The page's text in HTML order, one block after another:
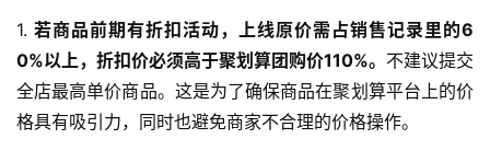
1. 若商品前期有折扣活动，上线原价需占销售记录里的6
0%以上，折扣价必须高于聚划算团购价110%。 不建议提交
全店最高单价商品。这是为了确保商品在聚划算平台上的价
格具有吸引力，同时也避免商家不合理的价格操作。